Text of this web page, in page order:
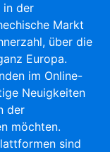
in der
Markt
über die
Europa.
im Online-
Neuigkeiten
der
möchten.
sind